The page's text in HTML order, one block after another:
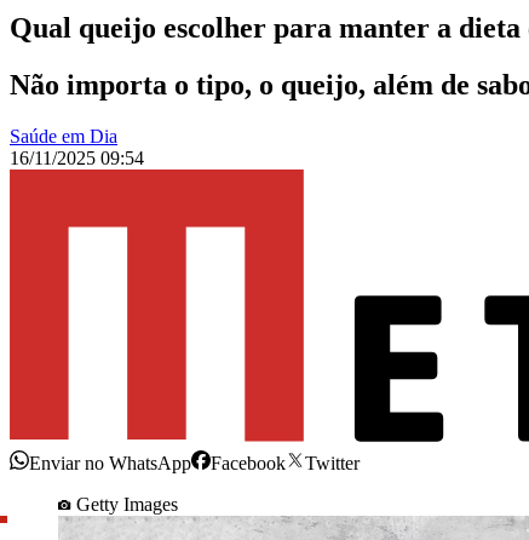
Qual queijo escolher para manter a
Não importa o tipo, o queijo, além de
Saúde em Dia
16/11/2025 09:54
Enviar no WhatsApp Facebook
Twitter
Getty Images